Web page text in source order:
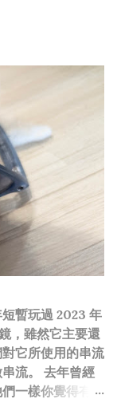
暫玩過 2023 年
，雖然它主要還
它所使用的串流
流。 去年曾經
一樣你覺得有可